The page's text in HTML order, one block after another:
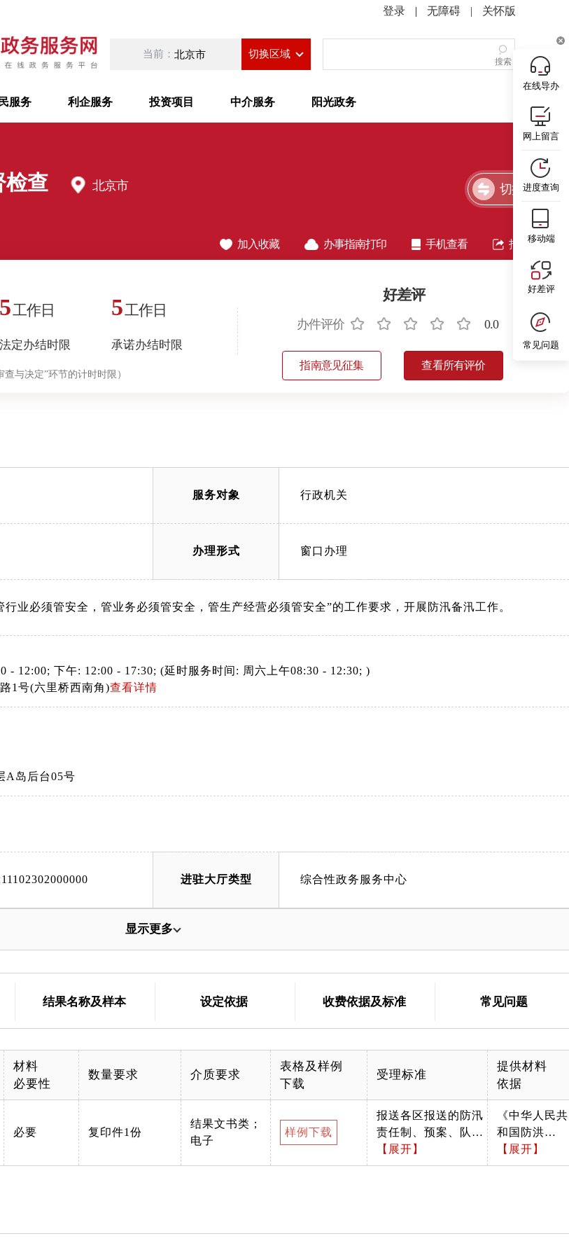
| 无障碍 | 关怀版
当前： 北京市 切换区域
搜索
服务 利企服务 投资项目 中介服务 阳光政务
检查 北京市 切换简洁版
加入收藏 办事指南打印 手机查看 指南分享
5工作日
法定办结时限
5工作日
承诺办结时限
好差评
办件评价 0.0
指南意见征集 查看所有评价
查与决定”环节的计时时限）
服务对象 行政机关
办理形式 窗口办理
行业必须管安全，管业务必须管安全，管生产经营必须管安全”的工作要求，开展防汛备汛工作。
- 12:00; 下午: 12:00 - 17:30; (延时服务时间: 周六上午08:30 - 12:30; )
1号(六里桥西南角)查看详情
A岛后台05号
进驻大厅类型 综合性政务服务中心
显示更多
结果名称及样本 设定依据 收费依据及标准 常见问题
材料
必要性
数量要求 介质要求
表格及样例
下载
受理标准
提供材料
依据
必要 复印件1份
结果文书类；
电子
样例下载
报送各区报送的防汛
责任制、预案、队伍
物资、隐患排查整改
等材料
【展开】
《中华人民共
和国防洪
法》、《中华
人民共和国突
案》
【展开】
在线导办
网上留言
进度查询
移动端
好差评
常见问题